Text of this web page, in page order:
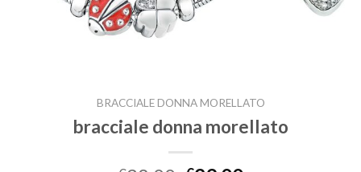
BRACCIALE DONNA MORELLATO
bracciale donna morellato